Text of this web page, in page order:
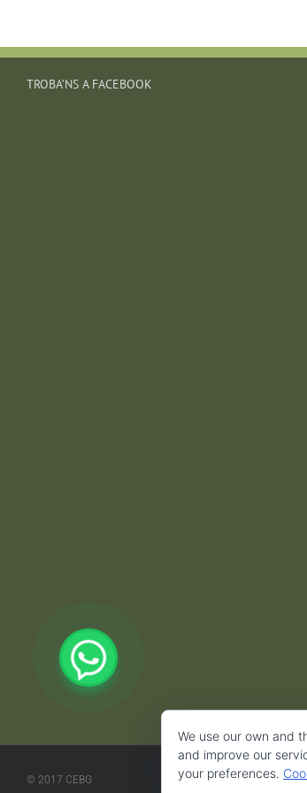
TROBA’NS A FACEBOOK
© 2017 CEBG
We use our own and
and improve our
your preferences.